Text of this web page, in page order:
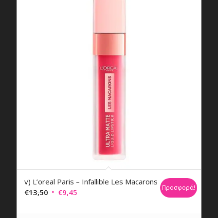
v) L’oreal Paris – Infallible Les Macarons
€13,50 Original
€9,45Η
Προσφορά!